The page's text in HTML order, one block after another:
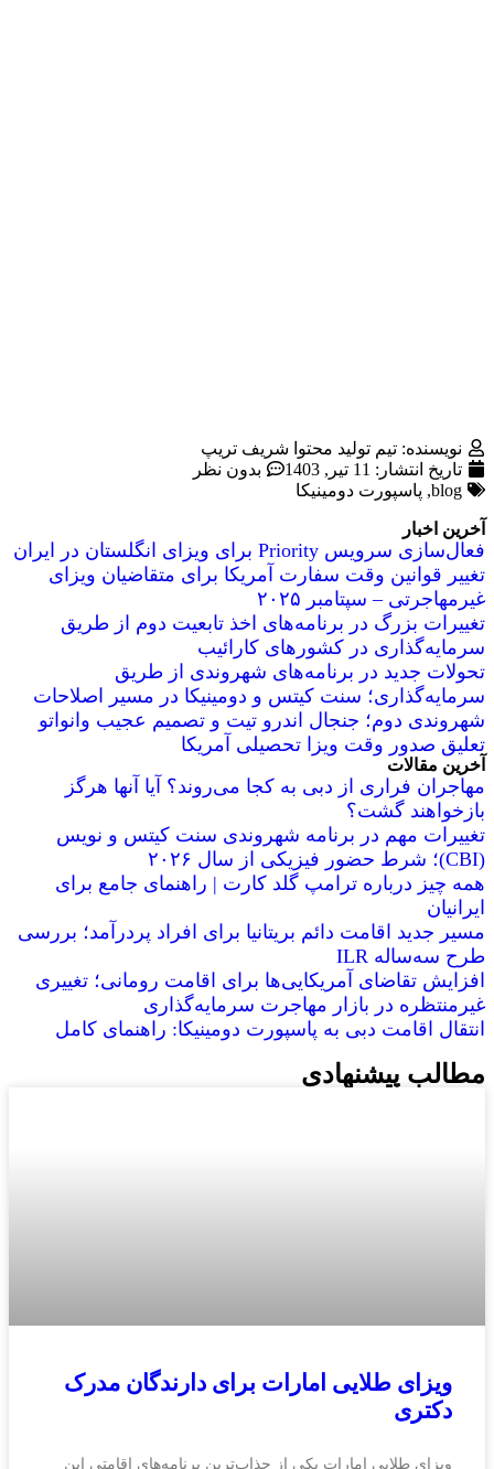
نویسنده: تیم تولید محتوا شریف تریپ
تاریخ انتشار: 11 تیر, 1403
بدون نظر
blog
, پاسپورت دومینیکا
آخرین اخبار
فعال‌سازی سرویس Priority برای ویزای انگلستان در ایران
تغییر قوانین وقت سفارت آمریکا برای متقاضیان ویزای
غیرمهاجرتی – سپتامبر ۲۰۲۵
تغییرات بزرگ در برنامه‌های اخذ تابعیت دوم از طریق
سرمایه‌گذاری در کشورهای کارائیب
تحولات جدید در برنامه‌های شهروندی از طریق
سرمایه‌گذاری؛ سنت کیتس و دومینیکا در مسیر اصلاحات
شهروندی دوم؛ جنجال اندرو تیت و تصمیم عجیب وانواتو
تعلیق صدور وقت ویزا تحصیلی آمریکا
آخرین مقالات
مهاجران فراری از دبی به کجا می‌روند؟ آیا آنها هرگز
بازخواهند گشت؟
تغییرات مهم در برنامه شهروندی سنت کیتس و نویس
(CBI)؛ شرط حضور فیزیکی از سال ۲۰۲۶
همه چیز درباره ترامپ گلد کارت | راهنمای جامع برای
ایرانیان
مسیر جدید اقامت دائم بریتانیا برای افراد پردرآمد؛ بررسی
طرح سه‌ساله ILR
افزایش تقاضای آمریکایی‌ها برای اقامت رومانی؛ تغییری
غیرمنتظره در بازار مهاجرت سرمایه‌گذاری
انتقال اقامت دبی به پاسپورت دومینیکا: راهنمای کامل
مطالب پیشنهادی
ویزای طلایی امارات برای دارندگان مدرک
دکتری
ویزای طلایی امارات یکی از جذاب‌ترین برنامه‌های اقامتی این